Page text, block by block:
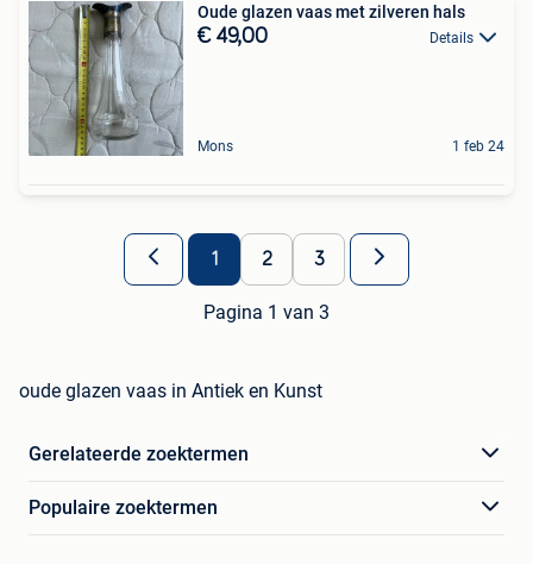
Oude glazen vaas met zilveren hals
€ 49,00 Details
Mons 1 feb 24
1 2 3
Pagina 1 van 3
oude glazen vaas in Antiek en Kunst
Gerelateerde zoektermen
Populaire zoektermen